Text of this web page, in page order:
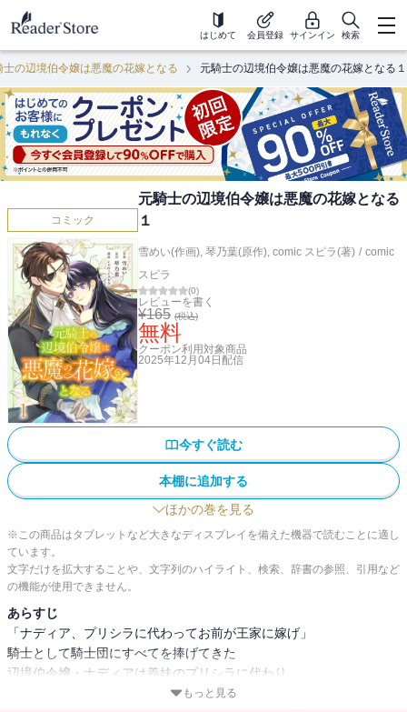
はじめて 会員登録 サインイン 検索
士の辺境伯令嬢は悪魔の花嫁となる 元騎士の辺境伯令嬢は悪魔の花嫁となる１
コミック
元騎士の辺境伯令嬢は悪魔の花嫁となる
１
雪めい(作画), 琴乃葉(原作), comic スピラ(著) / comic
スピラ
(0)
レビューを書く
¥165 (税込)
無料
クーポン利用対象商品
2025年12月04日 配信
今すぐ読む
本棚に追加する
ほかの巻を見る
※この商品はタブレットなど大きなディスプレイを備えた機器で読むことに適し
ています。
文字だけを拡大することや、文字列のハイライト、検索、辞書の参照、引用など
の機能が使用できません。
あらすじ
「ナディア、プリシラに代わってお前が王家に嫁げ」
騎士として騎士団にすべてを捧げてきた
辺境伯令嬢・ナディアは義妹のプリシラに代わり
「悪魔」と称される第三王子・イーサンに嫁ぐことに。
もっと見る